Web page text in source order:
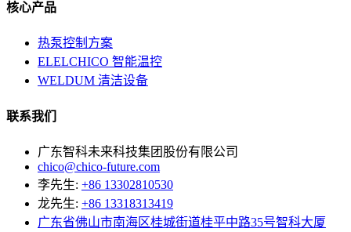
核心产品
热泵控制方案
ELELCHICO 智能温控
WELDUM 清洁设备
联系我们
广东智科未来科技集团股份有限公司
chico@chico-future.com
李先生: +86 13302810530
龙先生: +86 13318313419
广东省佛山市南海区桂城街道桂平中路35号智科大厦